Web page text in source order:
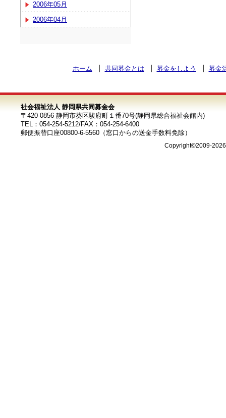
2006年05月
2006年04月
ホーム 共同募金とは 募金をしよう 募金
社会福祉法人 静岡県共同募金会
〒420-0856 静岡市葵区駿府町１番70号(静岡県総合福祉会館内)
TEL：054-254-5212/FAX：054-254-6400
郵便振替口座00800-6-5560（窓口からの送金手数料免除）
Copyright©2009-